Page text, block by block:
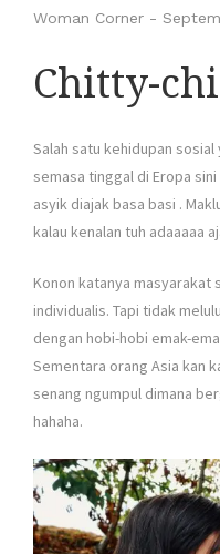
Woman Corner -
Chitty-
Salah satu kehidupan
semasa tinggal di Eropa
asyik diajak basa basi .
kalau kenalan tuh adaaaaa
Konon katanya masyarakat
individualis. Tapi tidak
dengan hobi-hobi emak-
Sementara orang Asia kan
senang ngumpul dimana
hahaha.